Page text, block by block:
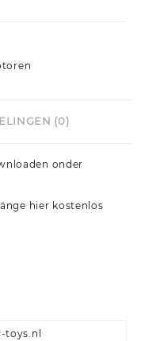
(0)
onder
hier kostenlos
toys.nl